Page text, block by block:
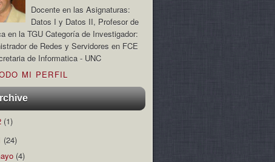
Docente en las Asignaturas:
Datos I y Datos II, Profesor de
en la TGU Categoría de Investigador:
de Redes y Servidores en FCE
de Informatica - UNC
MI PERFIL
(1)
(24)
(4)